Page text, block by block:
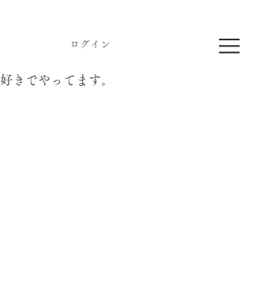
ログイン
好きでやってます。